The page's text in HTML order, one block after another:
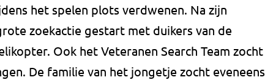
het spelen plots verdwenen. Na zijn
zoekactie gestart met duikers van de
Ook het Veteranen Search Team zocht
De familie van het jongetje zocht eveneens